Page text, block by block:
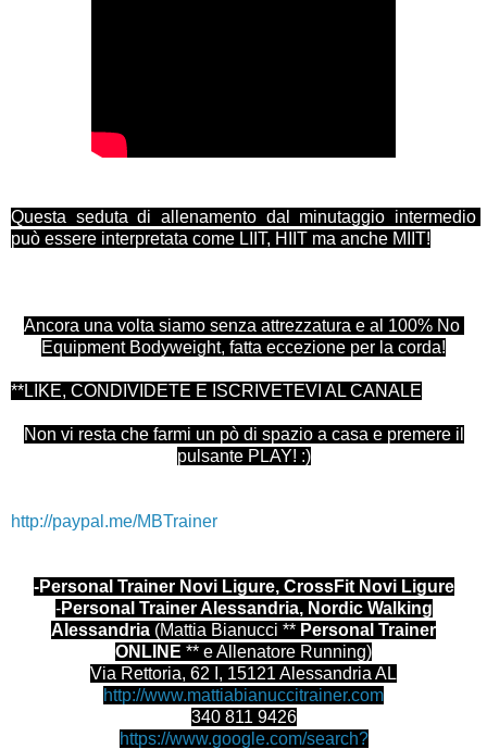
Questa seduta di allenamento dal minutaggio intermedio
può essere interpretata come LIIT, HIIT ma anche MIIT!
Ancora una volta siamo senza attrezzatura e al 100% No
Equipment Bodyweight, fatta eccezione per la corda!
**LIKE, CONDIVIDETE E ISCRIVETEVI AL CANALE
Non vi resta che farmi un pò di spazio a casa e premere il
pulsante PLAY! :)
http://paypal.me/MBTrainer
-Personal Trainer Novi Ligure, CrossFit Novi Ligure
-Personal Trainer Alessandria, Nordic Walking
Alessandria (Mattia Bianucci ** Personal Trainer
ONLINE ** e Allenatore Running)
Via Rettoria, 62 I, 15121 Alessandria AL
http://www.mattiabianuccitrainer.com
340 811 9426
https://www.google.com/search?